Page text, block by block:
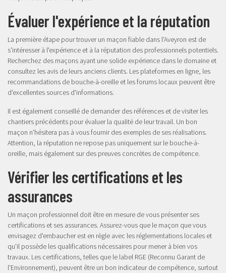
Évaluer l'expérience et la réputation
La première étape pour trouver un maçon fiable dans l'Aveyron est de
s'intéresser à l'expérience et à la réputation des professionnels potentiels.
Recherchez des maçons ayant une solide expérience dans le domaine et
consultez les avis de leurs anciens clients. Les plateformes en ligne, les
recommandations de bouche-à-oreille et les forums locaux peuvent être
d'excellentes sources d'informations.
Il est également conseillé de demander des références et de visiter les
chantiers précédents pour évaluer la qualité de leur travail. Un bon
maçon n'hésitera pas à vous fournir des exemples de ses réalisations.
Attention, la réputation ne repose pas uniquement sur le bouche-à-
oreille, mais également sur des preuves concrètes de compétence.
Vérifier les certifications et les
assurances
Un maçon professionnel doit être en mesure de vous présenter ses
certifications et ses assurances. Assurez-vous que le maçon que vous
envisagez d'embaucher est en règle avec les réglementations locales et
qu'il possède les qualifications nécessaires pour mener à bien vos
travaux. Les certifications, telles que le label RGE (Reconnu Garant de
l'Environnement), peuvent être un bon indicateur de compétence, surtout